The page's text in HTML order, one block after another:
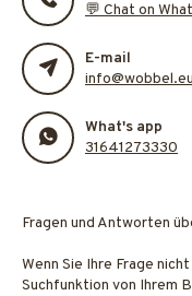
💬 Chat on
E-mail
info@wobbel.eu
What's app
31641273330
Fragen und Antworten
Wenn Sie Ihre Frage
Suchfunktion von Ihrem